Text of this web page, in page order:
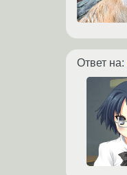
Ответ на: